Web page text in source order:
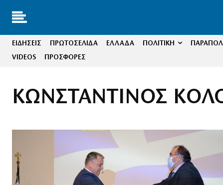
ΕΙΔΗΣΕΙΣ ΠΡΩΤΟΣΕΛΙΔΑ ΕΛΛΑΔΑ ΠΟΛΙΤΙΚΗ
VIDEOS
ΠΡΟΣΦΟΡΕΣ
ΚΩΝΣΤΑΝΤΙΝΟΣ